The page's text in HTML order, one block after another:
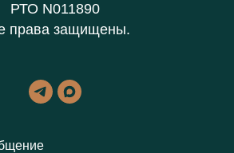
РТО N011890
права защищены.